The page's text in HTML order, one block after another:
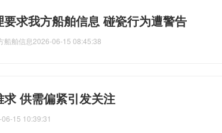
要求我方船舶信息 碰瓷行为遭警告
船舶信息2026-06-15 08:45:38
供需偏紧引发关注
15 10:39:31